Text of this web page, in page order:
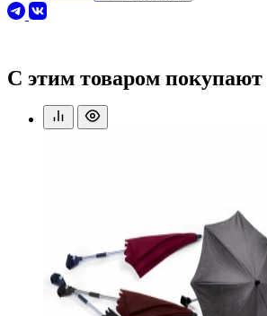
С этим товаром покупают